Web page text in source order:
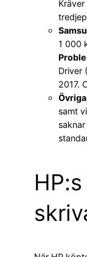
Kräver
1 000
Driver
2017.
samt